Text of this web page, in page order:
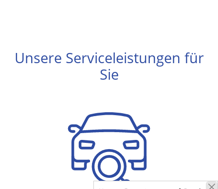
Unsere Serviceleistungen für
Sie
Inspektion